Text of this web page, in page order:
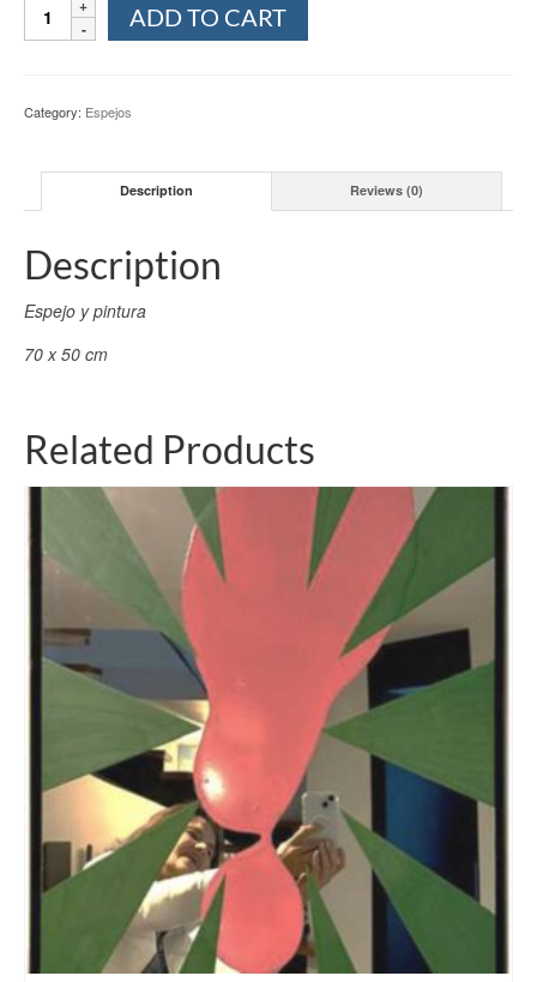
Chico
Smith
ADD TO CART
Category: Espejos
Description Reviews (0)
Description
Espejo y pintura
70 x 50 cm
Related Products